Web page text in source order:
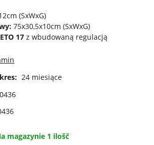
(SxWxG)
75x30,5x10cm (SxWxG)
17z wbudowaną regulacją
24 miesiące
magazynie 1 ilošč